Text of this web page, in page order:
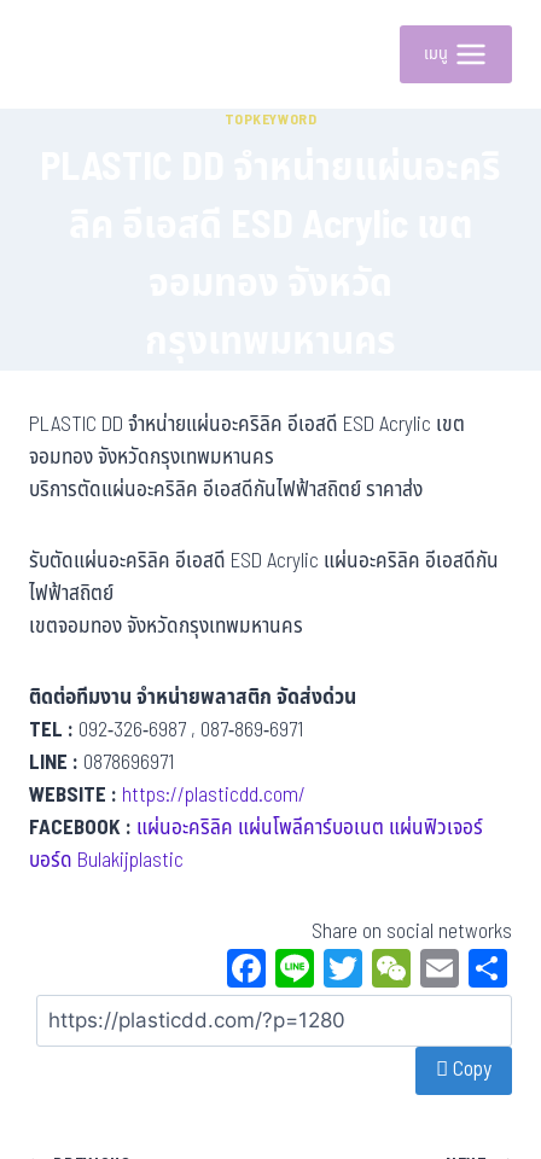
เมนู
TOPKEYWORD
PLASTIC DD จำหน่ายแผ่นอะคริลิค อีเอสดี ESD Acrylic เขต
จอมทอง จังหวัดกรุงเทพมหานคร
บริการตัดแผ่นอะคริลิค อีเอสดีกันไฟฟ้าสถิตย์ ราคาส่ง
รับตัดแผ่นอะคริลิค อีเอสดี ESD Acrylic แผ่นอะคริลิค อีเอสดีกัน
ไฟฟ้าสถิตย์
เขตจอมทอง จังหวัดกรุงเทพมหานคร
ติดต่อทีมงาน จำหน่ายพลาสติก จัดส่งด่วน
TEL : 092-326-6987 , 087-869-6971
LINE : 0878696971
WEBSITE : https://plasticdd.com/
FACEBOOK : แผ่นอะคริลิค แผ่นโพลีคาร์บอเนต แผ่นฟิวเจอร์
บอร์ด Bulakijplastic
Share on social networks
Fa
ce
bo
Li
ne
T
wi
tt
W
eC
ha
t
E
m
ail
Copy